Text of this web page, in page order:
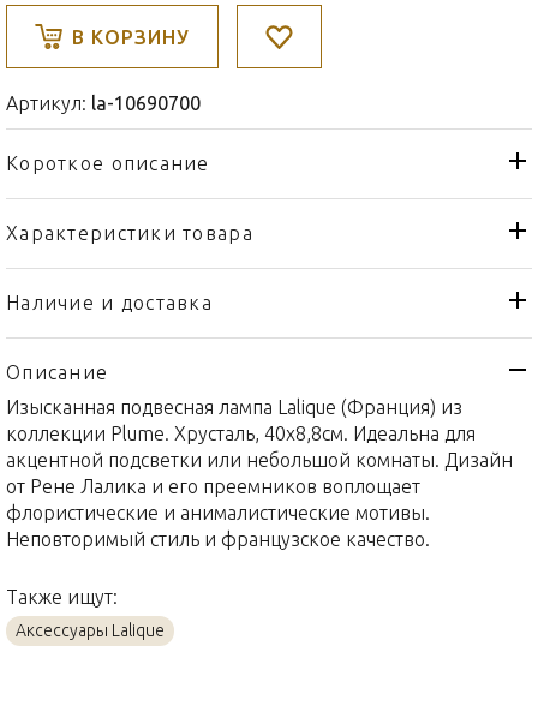
В КОРЗИНУ
Артикул: la-10690700
Короткое описание
Характеристики товара
Тип товара
Лампа
Бренд
Коллекция
Plumes
Страна производителя
Материал
Никель, Хрусталь
Объем / Размер
40x8,8см
Наличие и доставка
Описание
Изысканная подвесная лампа Lalique (Франция) из
коллекции Plume. Хрусталь, 40x8,8см. Идеальна для
акцентной подсветки или небольшой комнаты. Дизайн
от Рене Лалика и его преемников воплощает
флористические и анималистические мотивы.
Неповторимый стиль и французское качество.
Также ищут:
Аксессуары Lalique